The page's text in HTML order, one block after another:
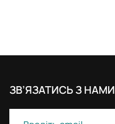
ЗВ’ЯЗАТИСЬ З НАМИ